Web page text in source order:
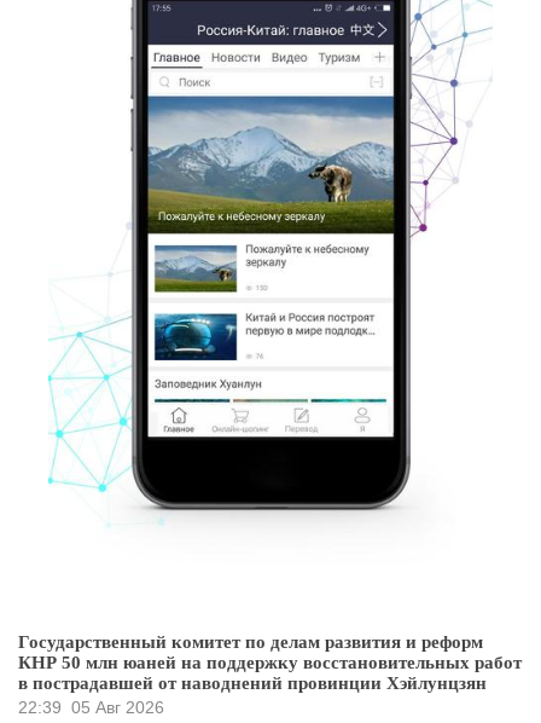
Государственный комитет по делам развития и реформ
КНР 50 млн юаней на поддержку восстановительных работ
в пострадавшей от наводнений провинции Хэйлунцзян
22:39 05 Авг 2026